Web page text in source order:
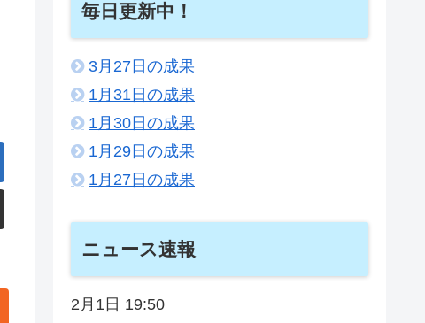
毎日更新中！
3月27日の成果
1月31日の成果
1月30日の成果
1月29日の成果
1月27日の成果
ニュース速報
2月1日 19:50